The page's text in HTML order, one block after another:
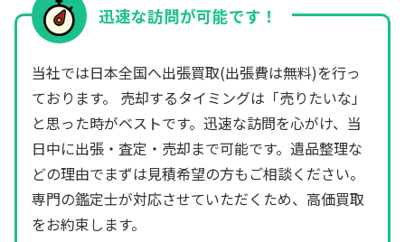
迅速な訪問が可能です！
当社では日本全国へ出張買取(出張費は無料)を行っ
ております。 売却するタイミングは「売りたいな」
と思った時がベストです。迅速な訪問を心がけ、当
日中に出張・査定・売却まで可能です。遺品整理な
どの理由でまずは見積希望の方もご相談ください。
専門の鑑定士が対応させていただくため、高価買取
をお約束します。